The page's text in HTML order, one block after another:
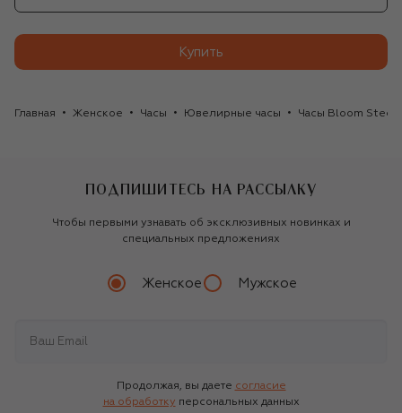
Купить
Главная Женское Часы Ювелирные часы Часы Bloom Steel
ПОДПИШИТЕСЬ НА РАССЫЛКУ
Чтобы первыми узнавать об эксклюзивных новинках и
специальных предложениях
Женское Мужское
Продолжая, вы даете согласие
на обработку персональных данных